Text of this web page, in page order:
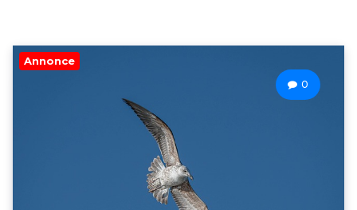
Annonce
0